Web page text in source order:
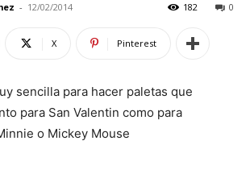
- 12/02/2014 0
182
X Pinterest
sencilla para hacer paletas que
para San Valentin como para
o Mickey Mouse